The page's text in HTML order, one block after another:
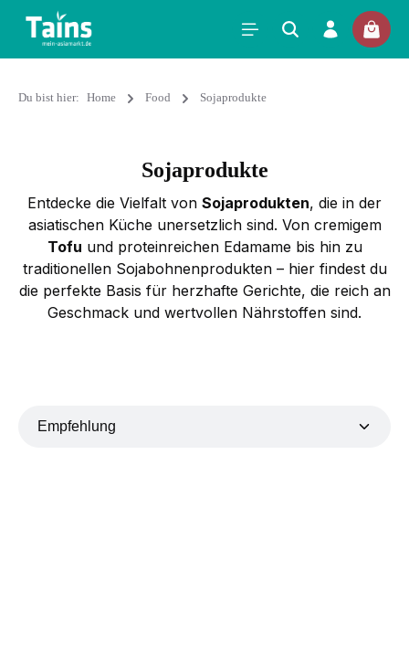
Du bist hier: Home Food Sojaprodukte
Sojaprodukte
Entdecke die Vielfalt von Sojaprodukten, die in der
asiatischen Küche unersetzlich sind. Von cremigem
Tofu und proteinreichen Edamame bis hin zu
traditionellen Sojabohnenprodukten – hier findest du
die perfekte Basis für herzhafte Gerichte, die reich an
Geschmack und wertvollen Nährstoffen sind.